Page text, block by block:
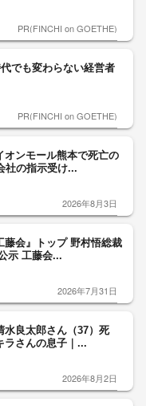
PR(FINCHI on GOETHE)
でも変わらない経営者
PR(FINCHI on GOETHE)
ンモール熊本で死亡の
の指示受け...
2026年8月3日
藤会』トップ 野村悟総裁
示 工藤会...
2026年7月31日
水良太郎さん（37）死
さんの息子｜...
2026年8月2日